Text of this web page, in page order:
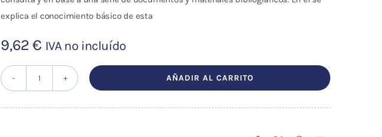
explica el conocimiento básico de esta
9,62€ IVA no incluído
AÑADIR AL CARRITO